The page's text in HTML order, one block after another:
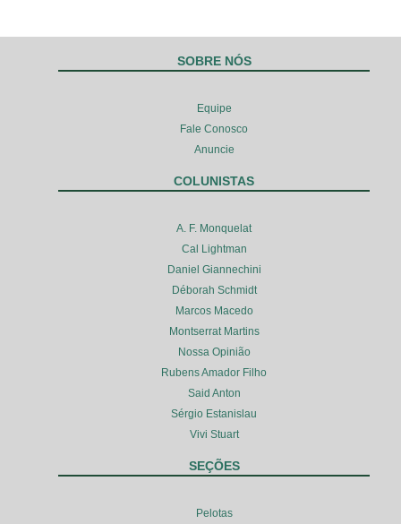
SOBRE NÓS
Equipe
Fale Conosco
Anuncie
COLUNISTAS
A. F. Monquelat
Cal Lightman
Daniel Giannechini
Déborah Schmidt
Marcos Macedo
Montserrat Martins
Nossa Opinião
Rubens Amador Filho
Said Anton
Sérgio Estanislau
Vivi Stuart
SEÇÕES
Pelotas